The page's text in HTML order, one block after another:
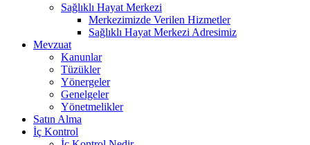
Sağlıklı Hayat Merkezi
Merkezimizde Verilen Hizmetler
Sağlıklı Hayat Merkezi Adresimiz
Mevzuat
Kanunlar
Tüzükler
Yönergeler
Genelgeler
Yönetmelikler
Satın Alma
İç Kontrol